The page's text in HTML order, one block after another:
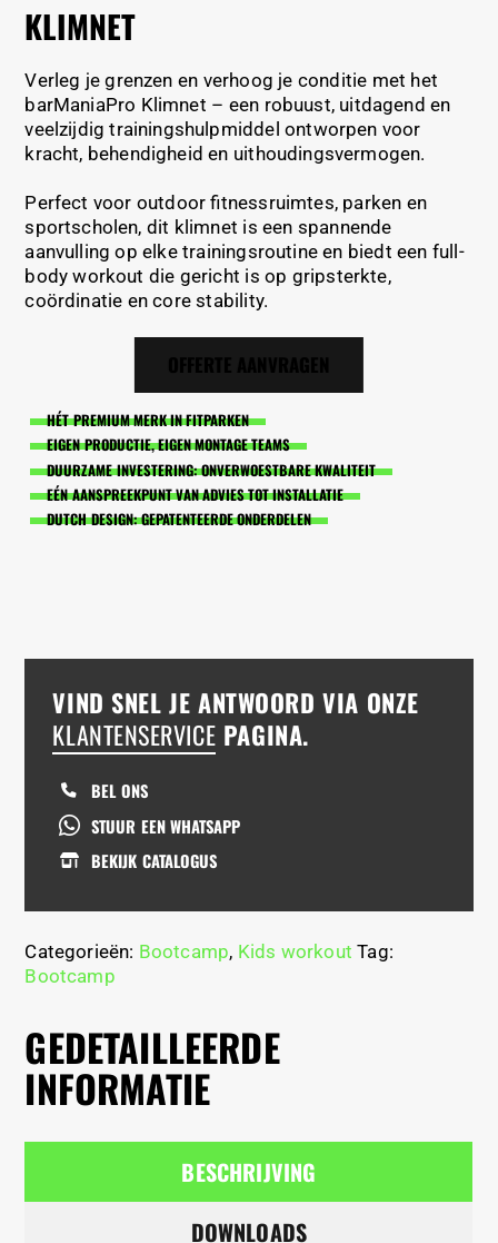
KLIMNET
Verleg je grenzen en verhoog je conditie met het
barManiaPro Klimnet – een robuust, uitdagend en
veelzijdig trainingshulpmiddel ontworpen voor
kracht, behendigheid en uithoudingsvermogen.
Perfect voor outdoor fitnessruimtes, parken en
sportscholen, dit klimnet is een spannende
aanvulling op elke trainingsroutine en biedt een full-
body workout die gericht is op gripsterkte,
coördinatie en core stability.
HÉT PREMIUM MERK IN FITPARKEN
EIGEN PRODUCTIE, EIGEN MONTAGE TEAMS
DUURZAME INVESTERING: ONVERWOESTBARE KWALITEIT
EÉN AANSPREEKPUNT VAN ADVIES TOT INSTALLATIE
DUTCH DESIGN: GEPATENTEERDE ONDERDELEN
VIND SNEL JE ANTWOORD VIA ONZE
KLANTENSERVICE PAGINA.
BEL ONS
STUUR EEN WHATSAPP
BEKIJK CATALOGUS
Categorieën: Bootcamp, Kids workout Tag:
Bootcamp
GEDETAILLEERDE
INFORMATIE
BESCHRIJVING
DOWNLOADS